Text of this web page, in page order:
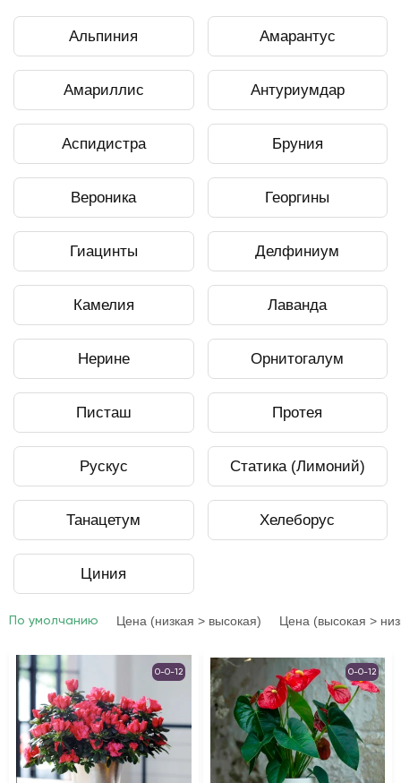
Альпиния Амарантус
Амариллис Антуриумдар
Аспидистра Бруния
Вероника Георгины
Гиацинты Делфиниум
Камелия Лаванда
Нерине Орнитогалум
Писташ Протея
Рускус Статика (Лимоний)
Танацетум Хелеборус
Циния
По умолчанию Цена (низкая > высокая) Цена (высокая >
0-0-12 0-0-12